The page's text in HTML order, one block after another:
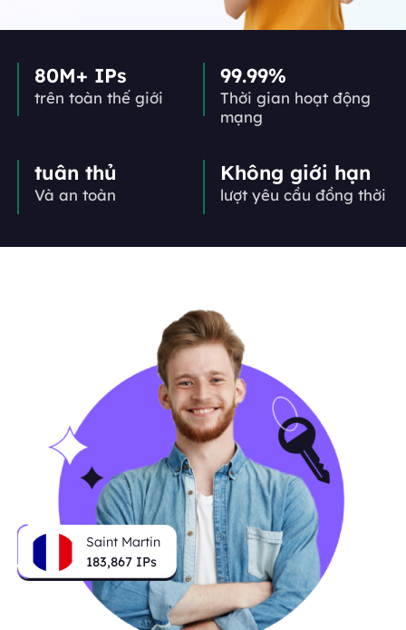
80M+ IPs
trên toàn thế giới
99.99%
Thời gian hoạt động
mạng
tuân thủ
Và an toàn
Không giới hạn
lượt yêu cầu đồng thời
Saint Martin
183,867 IPs